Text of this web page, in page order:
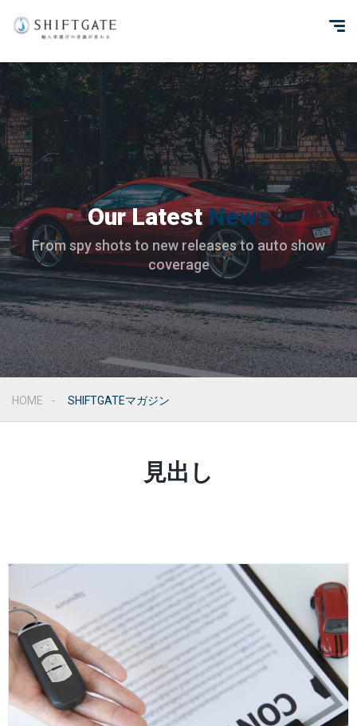
Our LatestNews
From spy shots to new releases to auto show
coverage
HOME SHIFTGATEマガジン
見出し